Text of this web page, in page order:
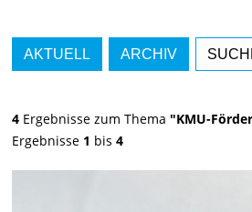
AKTUELL ARCHIV
4 Ergebnisse zum Thema "KMU-
Ergebnisse 1 bis 4